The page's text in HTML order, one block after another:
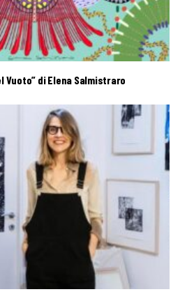
Vuoto” di Elena Salmistraro